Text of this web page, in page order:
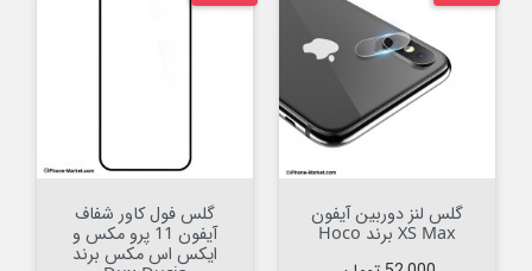
گلس لنز دوربین آیفون
XS Max برند Hoco
گلس فول کاور شفاف
آیفون 11 پرو مکس و
ایکس اس مکس برند